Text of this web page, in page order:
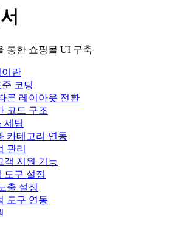
이란
코딩
른 레이아웃 전환
코드 구조
세팅
카테고리 연동
관리
객 지원 기능
도구 설정
출 설정
도구 연동